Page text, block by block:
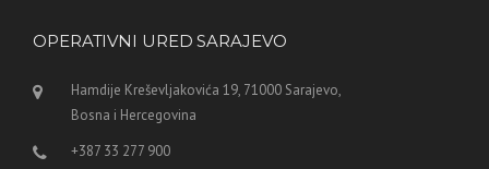
OPERATIVNI URED SARAJEVO
Hamdije Kreševljakovića 19, 71000 Sarajevo,
Bosna i Hercegovina
+387 33 277 900